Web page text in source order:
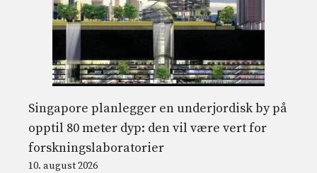
Singapore planlegger en underjordisk by på
opptil 80 meter dyp: den vil være vert for
forskningslaboratorier
10. august 2026